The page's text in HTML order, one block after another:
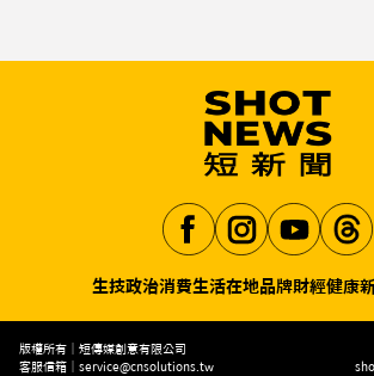
Aa
生技政治消費生活在地品牌財經健康
版權所有｜短傳媒創意有限公司
客服信箱｜ service@cnsolutions.tw